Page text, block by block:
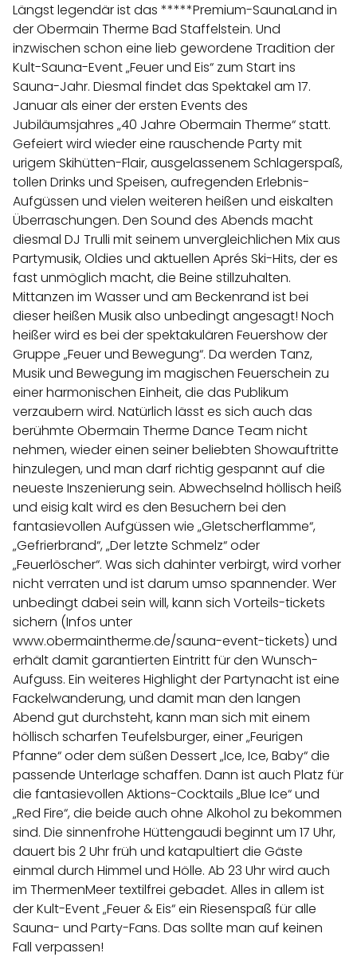
Längst legendär ist das *****Premium-SaunaLand in
der Obermain Therme Bad Staffelstein. Und
inzwischen schon eine lieb gewordene Tradition der
Kult-Sauna-Event „Feuer und Eis“ zum Start ins
Sauna-Jahr. Diesmal findet das Spektakel am 17.
Januar als einer der ersten Events des
Jubiläumsjahres „40 Jahre Obermain Therme“ statt.
Gefeiert wird wieder eine rauschende Party mit
urigem Skihütten-Flair, ausgelassenem Schlagerspaß,
tollen Drinks und Speisen, aufregenden Erlebnis-
Aufgüssen und vielen weiteren heißen und eiskalten
Überraschungen. Den Sound des Abends macht
diesmal DJ Trulli mit seinem unvergleichlichen Mix aus
Partymusik, Oldies und aktuellen Aprés Ski-Hits, der es
fast unmöglich macht, die Beine stillzuhalten.
Mittanzen im Wasser und am Beckenrand ist bei
dieser heißen Musik also unbedingt angesagt! Noch
heißer wird es bei der spektakulären Feuershow der
Gruppe „Feuer und Bewegung“. Da werden Tanz,
Musik und Bewegung im magischen Feuerschein zu
einer harmonischen Einheit, die das Publikum
verzaubern wird. Natürlich lässt es sich auch das
berühmte Obermain Therme Dance Team nicht
nehmen, wieder einen seiner beliebten Showauftritte
hinzulegen, und man darf richtig gespannt auf die
neueste Inszenierung sein. Abwechselnd höllisch heiß
und eisig kalt wird es den Besuchern bei den
fantasievollen Aufgüssen wie „Gletscherflamme“,
„Gefrierbrand“, „Der letzte Schmelz“ oder
„Feuerlöscher“. Was sich dahinter verbirgt, wird vorher
nicht verraten und ist darum umso spannender. Wer
unbedingt dabei sein will, kann sich Vorteils-tickets
sichern (Infos unter
www.obermaintherme.de/sauna-event-tickets) und
erhält damit garantierten Eintritt für den Wunsch-
Aufguss. Ein weiteres Highlight der Partynacht ist eine
Fackelwanderung, und damit man den langen
Abend gut durchsteht, kann man sich mit einem
höllisch scharfen Teufelsburger, einer „Feurigen
Pfanne“ oder dem süßen Dessert „Ice, Ice, Baby“ die
passende Unterlage schaffen. Dann ist auch Platz für
die fantasievollen Aktions-Cocktails „Blue Ice“ und
„Red Fire“, die beide auch ohne Alkohol zu bekommen
sind. Die sinnenfrohe Hüttengaudi beginnt um 17 Uhr,
dauert bis 2 Uhr früh und katapultiert die Gäste
einmal durch Himmel und Hölle. Ab 23 Uhr wird auch
im ThermenMeer textilfrei gebadet. Alles in allem ist
der Kult-Event „Feuer & Eis“ ein Riesenspaß für alle
Sauna- und Party-Fans. Das sollte man auf keinen
Fall verpassen!